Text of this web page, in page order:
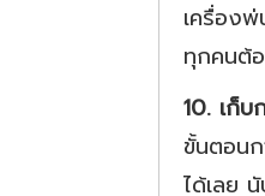
เครื่อง
ทุกคนต้
10. เก็บ
ขั้นตอน
ได้เลย